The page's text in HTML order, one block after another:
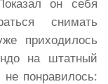
он себя
снимать
приходилось
на штатный
понравилось: